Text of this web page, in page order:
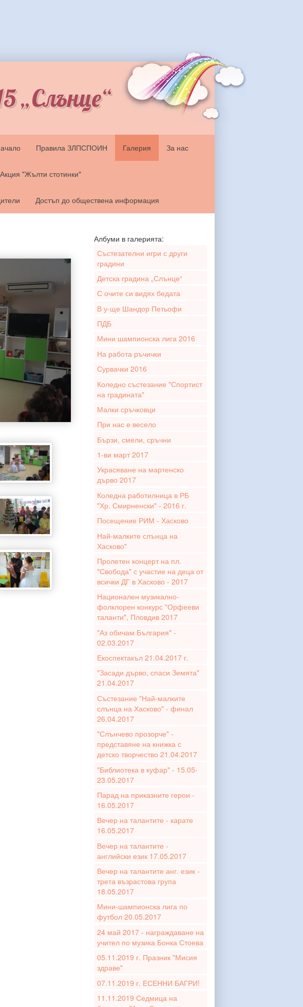
„Слънце“
Правила ЗЛПСПОИН Галерия За нас
Акция "Жълти стотинки"
Достъп до обществена информация
Албуми в галерията:
Състезателни игри с други
градини
Детска градина „Слънце“
С очите си видях бедата
В у-ще Шандор Петьофи
ПДБ
Мини шампионска лига 2016
На работа ръчички
Сурвачки 2016
Коледно състезание "Спортист
на градината"
Малки сръчковци
При нас е весело
Бързи, смели, сръчни
1-ви март 2017
Украсяване на мартенско
дърво 2017
Коледна работилница в РБ
"Хр. Смирненски" - 2016 г.
Посещение РИМ - Хасково
Най-малките слънца на
Хасково"
Пролетен концерт на пл.
"Свобода" с участие на деца от
всички ДГ в Хасково - 2017
Национален музикално-
фолклорен конкурс "Орфееви
таланти", Пловдив 2017
"Аз обичам България" -
02.03.2017
Екоспектакъл 21.04.2017 г.
"Засади дърво, спаси Земята"
21.04.2017
Състезание "Най-малките
слънца на Хасково" - финал
26.04.2017
"Слънчево прозорче" -
представяне на книжка с
детско творчество 21.04.2017
"Библиотека в куфар" - 15.05-
23.05.2017
Парад на приказните герои -
16.05.2017
Вечер на талантите - карате
16.05.2017
Вечер на талантите -
английски език 17.05.2017
Вечер на талантите анг. език -
трета възрастова група
18.05.2017
Мини-шампионска лига по
футбол 20.05.2017
24 май 2017 - награждаване на
учител по музика Бонка Стоева
05.11.2019 г. Празник "Мисия
здраве"
07.11.2019 г. ЕСЕННИ БАГРИ!
11.11.2019 Седмица на